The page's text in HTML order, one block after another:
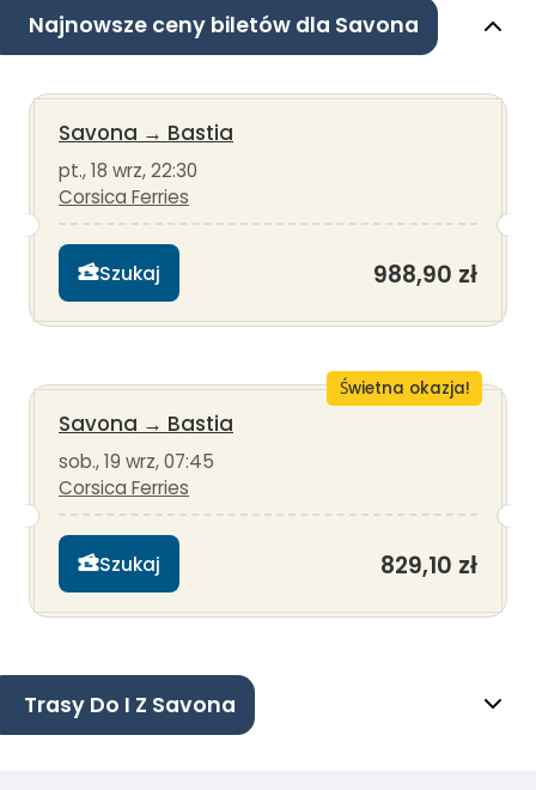
Najnowsze ceny biletów dla Savona
Savona → Bastia
pt., 18 wrz, 22:30
Corsica Ferries
Szukaj 988,90 zł
Świetna okazja!
Savona → Bastia
sob., 19 wrz, 07:45
Corsica Ferries
Szukaj 829,10 zł
Trasy Do I Z Savona